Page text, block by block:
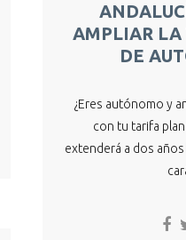
AMPLIAR LA
DE
¿Eres autónomo y
con tu tarifa
extenderá a dos